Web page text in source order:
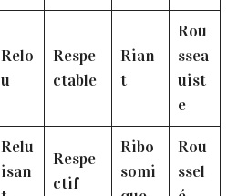
Relo
u
Respe
ctable
Rian
t
Rou
ssea
uist
e
Relu
isan
Respe
ctif
Ribo
somi
Rou
ssel